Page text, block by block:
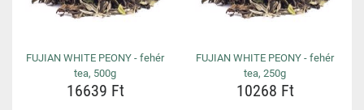
FUJIAN WHITE PEONY - fehér
tea, 500g
16639 Ft
FUJIAN WHITE PEONY - fehér
tea, 250g
10268 Ft